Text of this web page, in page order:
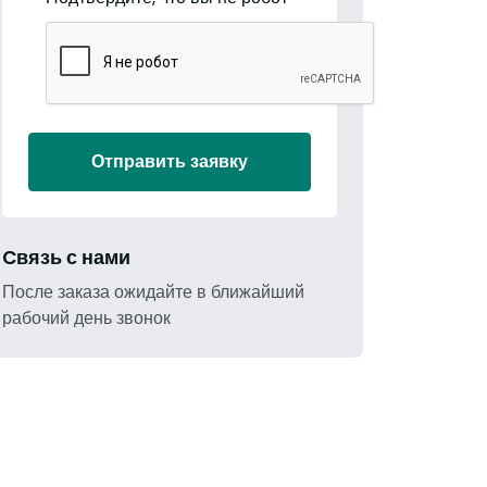
Отправить заявку
Cвязь с нами
После заказа ожидайте в ближайший
рабочий день звонок